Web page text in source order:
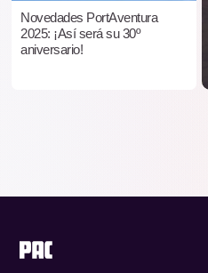
Novedades PortAventura
2025: ¡Así será su 30º
aniversario!